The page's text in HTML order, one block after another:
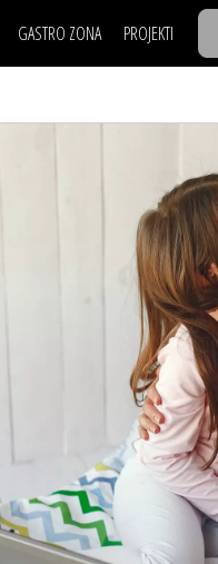
GASTRO ZONA PROJEKTI
30 ISPOD
BACK TO
BMW
BIZLIFE
IZJAVA
NAJKOLEGA
30 ISPOD
BACK
BMW
BIZLIFE
IZJAVA